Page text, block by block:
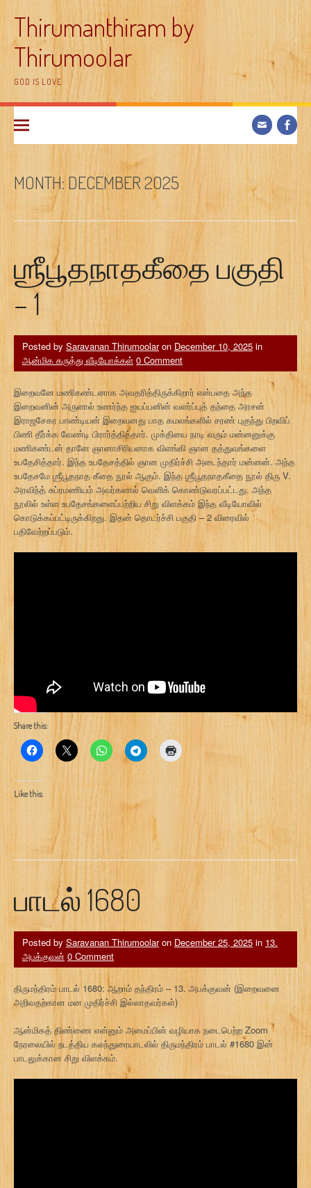
contentThirumanthiram by
Thirumoolar
GOD IS LOVE
MONTH: DECEMBER 2025
ஶ்ரீபூதநாதகீதை பகுதி
– 1
Posted by Saravanan Thirumoolaron December 10, 2025 in
ஆன்மிக கருத்து வீடியோக்கள் 0 Comment
இறைவனே மணிகண்டனாக அவதரித்திருக்கிறார் என்பதை அந்த
இறைவனின் அருளால் உணர்ந்த ஐயப்பனின் வளர்ப்புத் தந்தை அரசன்
இராஜசேகர பாண்டியன் இறைவனது பாத கமலங்களில் சரண் புகுந்து பிறவிப்
பிணி தீர்க்க வேண்டி பிரார்த்தித்தார். முக்தியை நாடி வரும் மன்னனுக்கு
மணிகண்டன் தானே ஞானாசிரியனாக விளங்கி ஞான தத்துவங்களை
உபதேசித்தார். இந்த உபதேசத்தில் ஞான முதிர்ச்சி அடைந்தார் மன்னன். அந்த
உபதேசமே ஶ்ரீபூதநாத கீதை நூல் ஆகும். இந்த ஶ்ரீபூதநாதகீதை நூல் திரு V.
அரவிந்த் சுப்ரமணியம் அவர்களால் வெளிக் கொண்டுவரப்பட்டது. அந்த
நூலில் உள்ள உபதேசங்களைப்பற்றிய சிறு விளக்கம் இந்த வீடியோவில்
கொடுக்கப்பட்டிருக்கிறது. இதன் தொடர்ச்சி பகுதி – 2 விரைவில்
பதிவேற்றப்படும்.
Share this:
Like this:
பாடல் 1680
Posted by Saravanan Thirumoolaron December 25, 2025 in 13.
அபக்குவன் 0 Comment
திருமந்திரம் பாடல் 1680: ஆறாம் தந்திரம் – 13. அபக்குவன் (இறைவனை
அறிவதற்கான மன முதிர்ச்சி இல்லாதவர்கள்)
ஆன்மிகத் திண்ணை என்னும் அமைப்பின் வழியாக நடைபெற்ற Zoom
நேரலையில் நடத்திய கலந்துரையாடலில் திருமந்திரம் பாடல் #1680 இன்
பாடலுக்கான சிறு விளக்கம்.